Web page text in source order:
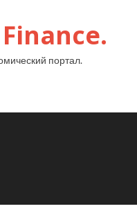
портал.